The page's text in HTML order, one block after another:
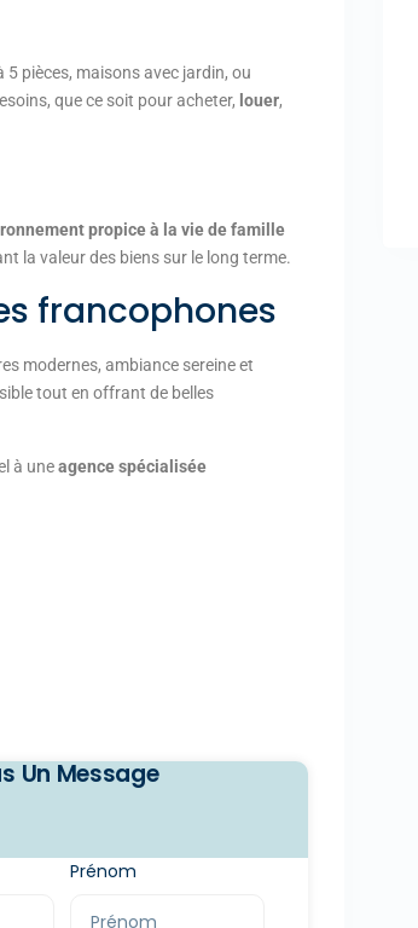
pièces, maisons avec jardin, ou
que ce soit pour acheter, louer,
propice à la vie de famille
la valeur des biens sur le long terme.
francophones
modernes, ambiance sereine et
tout en offrant de belles
à uneagence spécialisée
Un Message
Prénom